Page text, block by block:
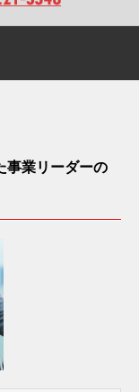
事業リーダーの